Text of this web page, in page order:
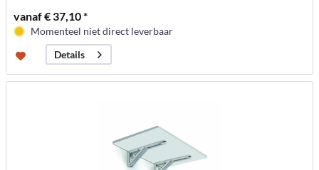
vanaf € 37,10 *
Momenteel niet direct leverbaar
Details